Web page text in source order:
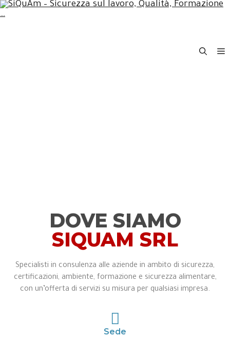
DOVE SIAMO
SIQUAM SRL
Specialisti in consulenza alle aziende in ambito di sicurezza,
certificazioni, ambiente, formazione e sicurezza alimentare,
con un’offerta di servizi su misura per qualsiasi impresa.
Sede